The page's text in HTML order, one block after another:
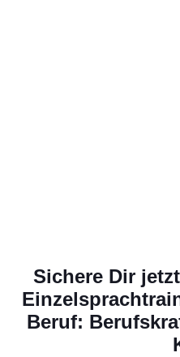
Sichere Dir
Beruf: